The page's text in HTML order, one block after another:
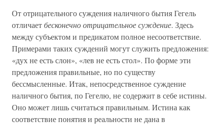
От отрицательного суждения наличного бытия Гегель
отличаетбесконечно отрицательное суждение. Здесь
между субъектом и предикатом полное несоответствие.
Примерами таких суждений могут служить предложения:
«дух не есть слон», «лев не есть стол». По форме эти
предложения правильные, но по существу
бессмысленные. Итак, непосредственное суждение
наличного бытия, по Гегелю, не содержит в себе истины.
Оно может лишь считаться правильным. Истина как
соответствие понятия и реальности не дана в